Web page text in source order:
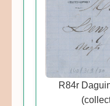
R84r